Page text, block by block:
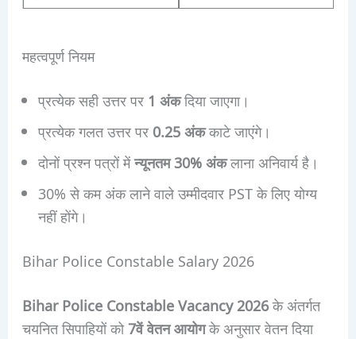
महत्वपूर्ण नियम
प्रत्येक सही उत्तर पर 1 अंकदिया जाएगा।
प्रत्येक गलत उत्तर पर 0.25 अंककाटे जाएंगे।
दोनों प्रश्न पत्रों मेंन्यूनतम 30% अंकलाना अनिवार्य है।
30% से कम अंक लाने वाले उम्मीदवार PST के लिए योग्य
नहीं होंगे।
Bihar Police Constable Salary 2026
Bihar Police Constable Vacancy 2026के अंतर्गत
चयनित सिपाहियों को7वें वेतन आयोगके अनुसार वेतन दिया